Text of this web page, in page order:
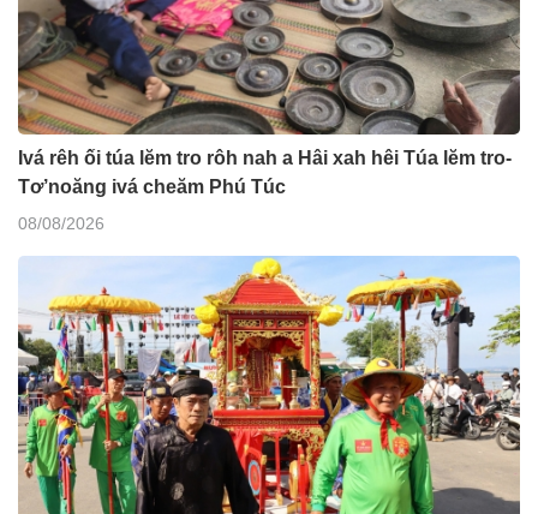
Ivá rêh ối túa lĕm tro rôh nah a Hâi xah hêi Túa lĕm tro-
Tơ’noăng ivá cheăm Phú Túc
08/08/2026